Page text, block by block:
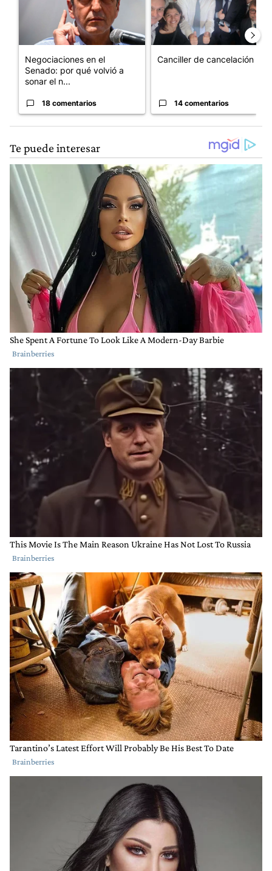
Negociaciones en el
Senado: por qué volvió a
sonar el n...
18 comentarios
Canciller de cancelación
14 comentarios